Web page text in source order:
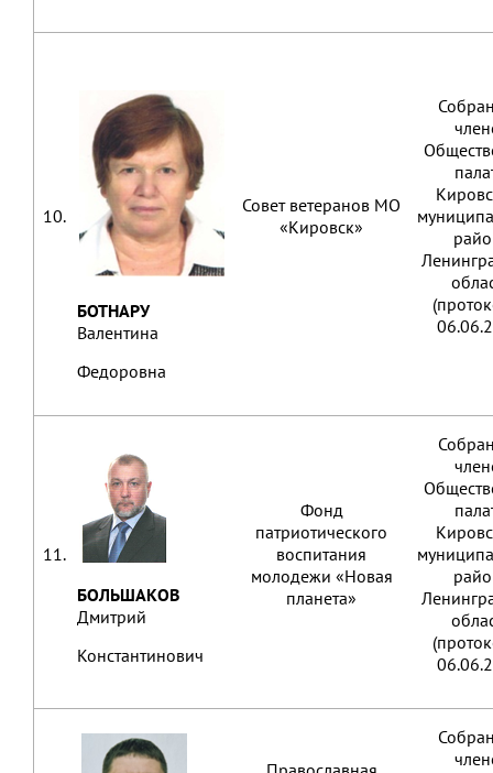
10.
БОТНАРУ
Валентина
Федоровна
Совет ветеранов МО
«Кировск»
11.
БОЛЬШАКОВ
Дмитрий
Константинович
Фонд
патриотического
воспитания
молодежи «Новая
планета»